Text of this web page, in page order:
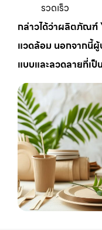
รวดเร็ว
กล่าวได้ว่าผลิตภัณฑ์
แวดล้อม นอกจากนี้ผู้
แบบและลวดลายที่เ